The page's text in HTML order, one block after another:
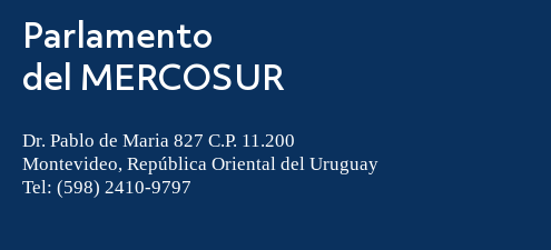
Parlamento
del MERCOSUR
Dr. Pablo de Maria 827 C.P. 11.200
Montevideo, República Oriental del Uruguay
Tel: (598) 2410-9797